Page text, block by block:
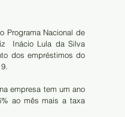
Programa Nacional de
Inácio Lula da Silva
dos empréstimos do
empresa tem um ano
ao mês mais a taxa